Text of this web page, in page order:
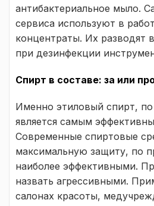
антибактериальное мыло.
сервиса используют в
концентраты. Их разводят
при дезинфекции
Спирт в составе: за или
Именно этиловый спирт,
является самым
Современные спиртовые
максимальную защиту, по
наиболее эффективными.
назвать агрессивными.
салонах красоты,